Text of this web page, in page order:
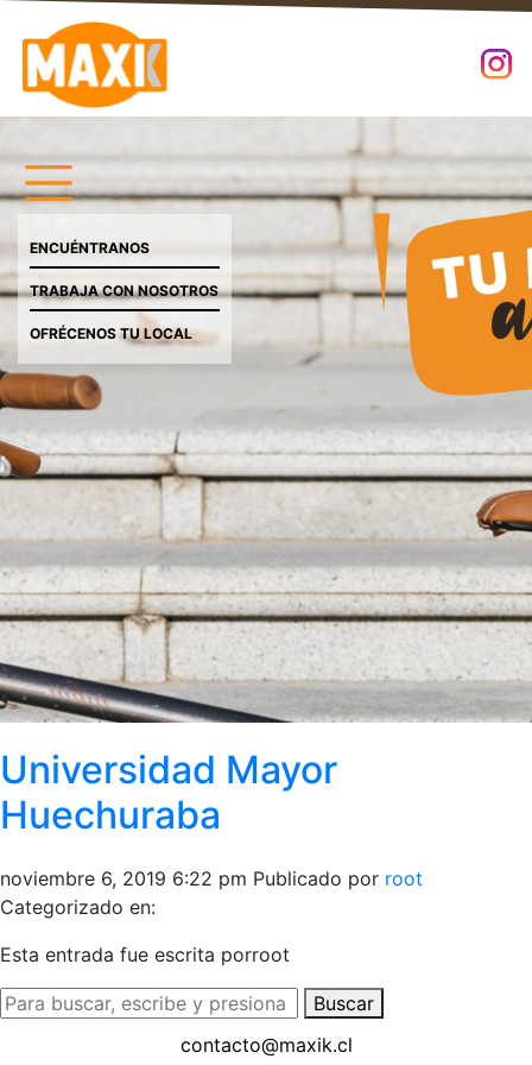
ENCUÉNTRANOS
TRABAJA CON NOSOTROS
OFRÉCENOS TU LOCAL
Universidad Mayor
Huechuraba
noviembre 6, 2019 6:22 pm Publicado por root
Categorizado en:
Esta entrada fue escrita porroot
Buscar
contacto@maxik.cl